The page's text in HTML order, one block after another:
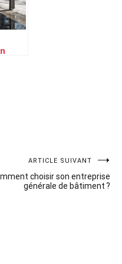
ARTICLE SUIVANT
choisir son entreprise
générale de bâtiment ?